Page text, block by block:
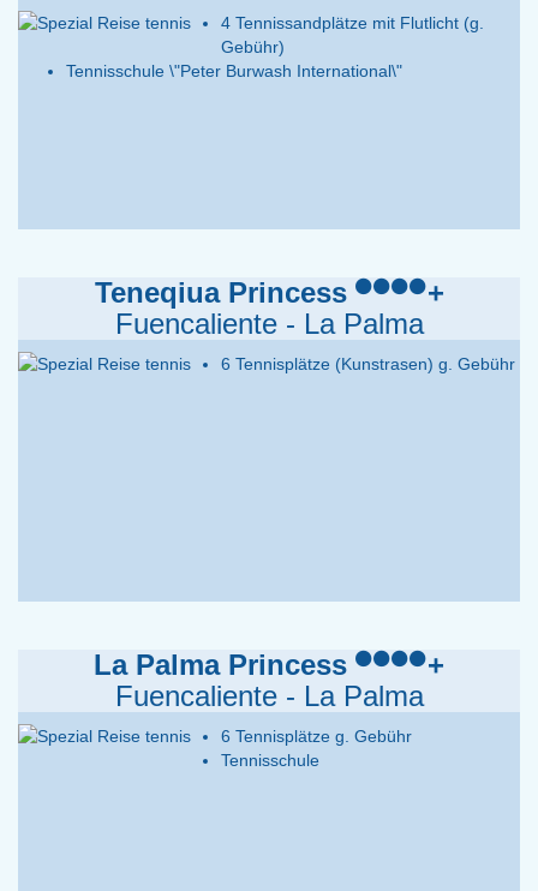
4 Tennissandplätze mit Flutlicht (g.
Gebühr)
Tennisschule \"Peter Burwash International\"
Teneqiua Princess
+
Fuencaliente - La Palma
6 Tennisplätze (Kunstrasen) g. Gebühr
La Palma Princess
+
Fuencaliente - La Palma
6 Tennisplätze g. Gebühr
Tennisschule